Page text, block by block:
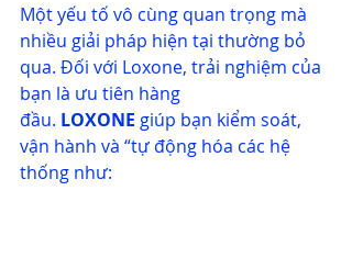
Một yếu tố vô cùng quan trọng mà
nhiều giải pháp hiện tại thường bỏ
qua. Đối với Loxone, trải nghiệm của
bạn là ưu tiên hàng
đầu. LOXONE giúp bạn kiểm soát,
vận hành và “tự động hóa các hệ
thống như: